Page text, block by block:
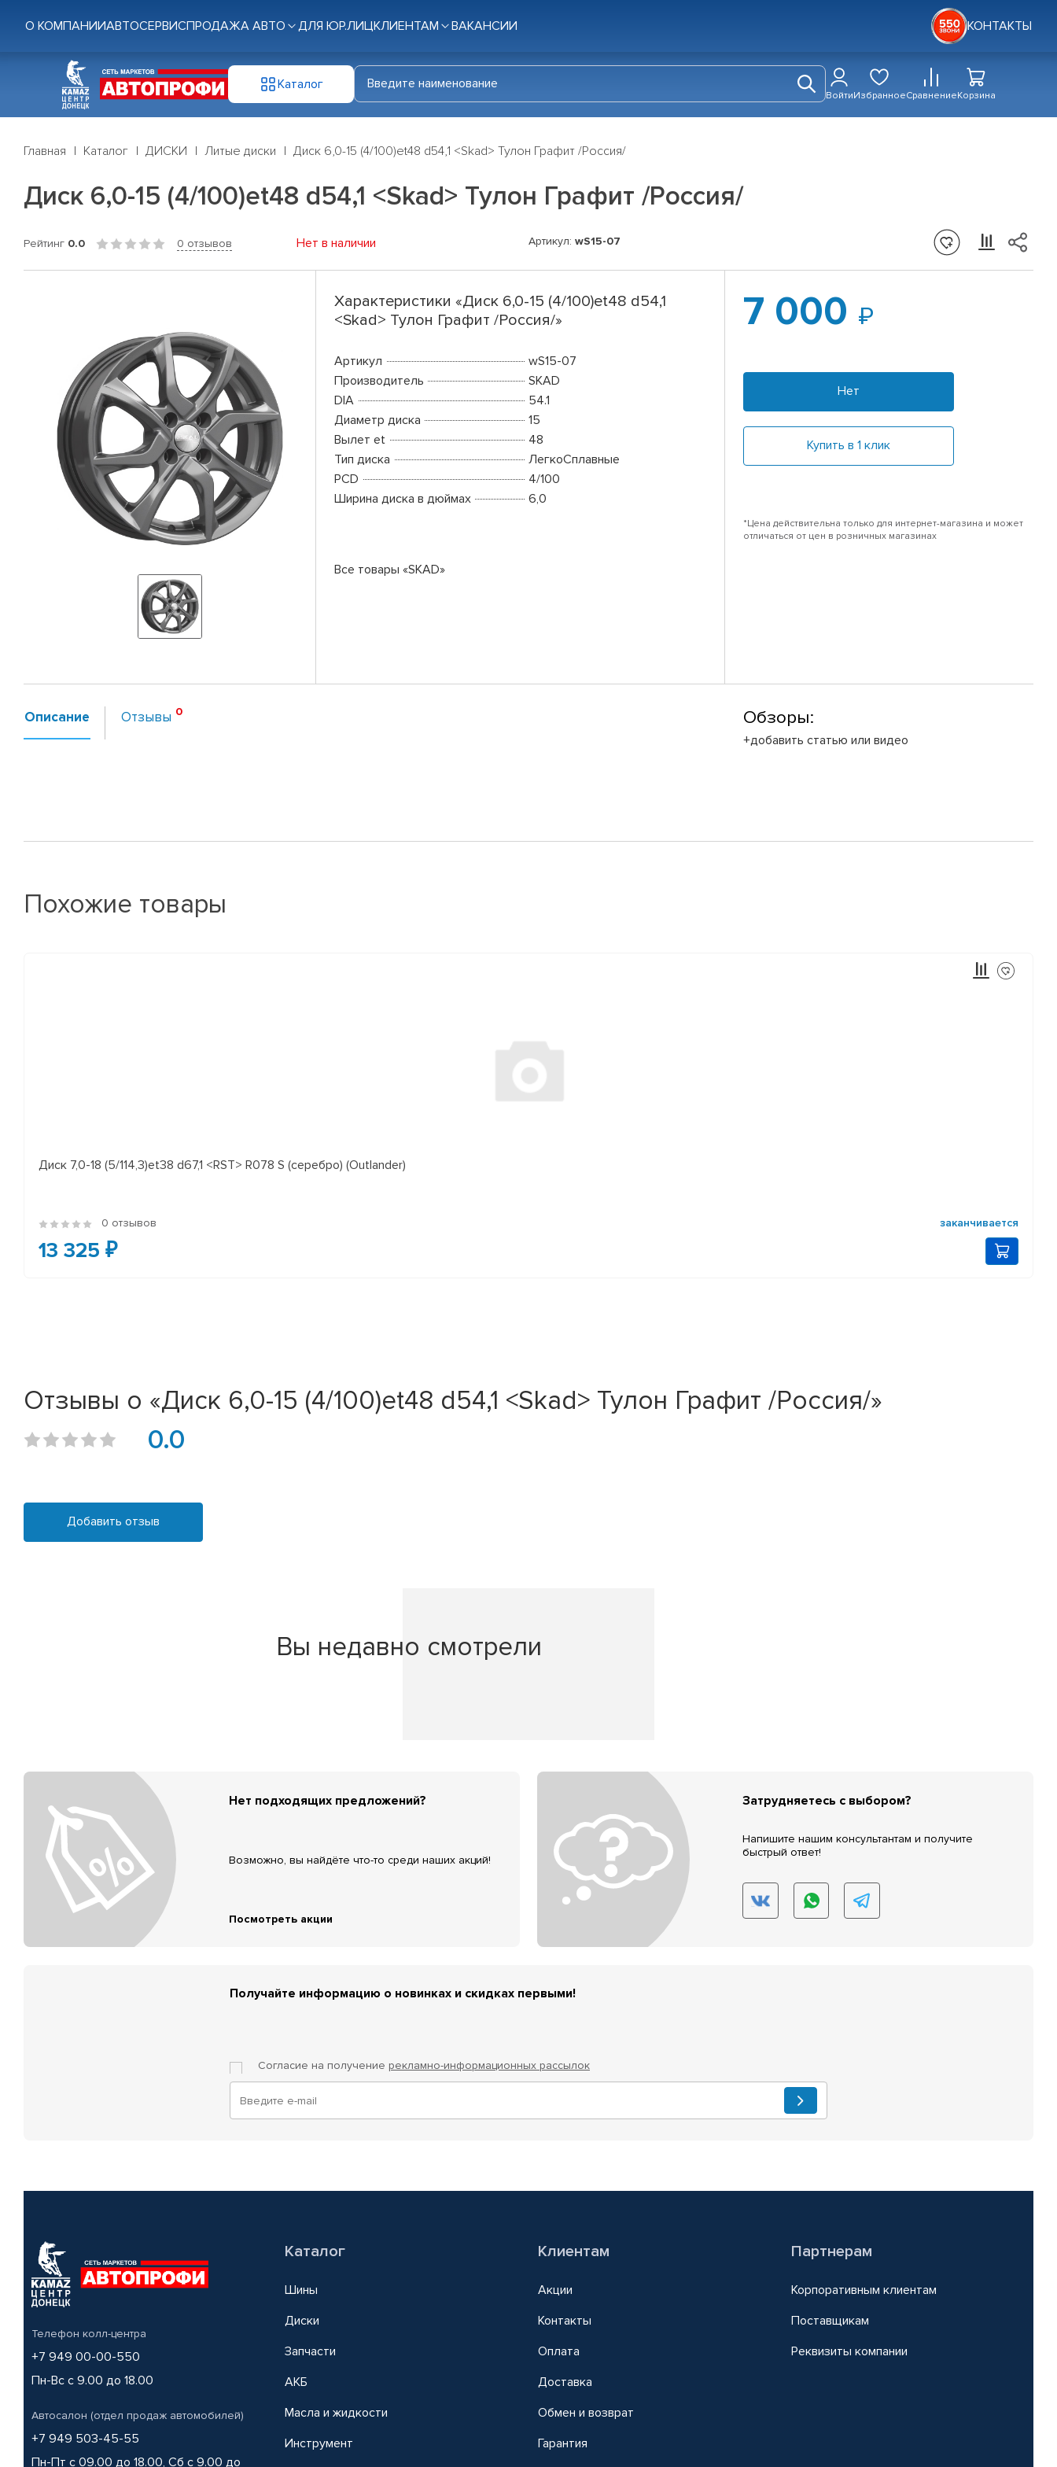
О КОМПАНИИАВТОСЕРВИСПРОДАЖА АВТО ДЛЯ ЮР.ЛИЦКЛИЕНТАМ ВАКАНСИИ КОНТАКТЫ
Каталог
ВойтиИзбранноеСравнениеКорзина
Главная Каталог ДИСКИ Литые диски Диск 6,0-15 (4/100)et48 d54,1 <Skad> Тулон Графит /Россия/
Диск 6,0-15 (4/100)et48 d54,1 <Skad> Тулон Графит /Россия/
Рейтинг 0.0 0 отзывов Нет в наличии Артикул: wS15-07
Характеристики «Диск 6,0-15 (4/100)et48 d54,1
<Skad> Тулон Графит /Россия/»
Артикул
wS15-07
Производитель
SKAD
DIA
54.1
Диаметр диска
15
Вылет et
48
Тип диска
ЛегкоСплавные
PCD
4/100
Ширина диска в дюймах
6,0
Все товары «SKAD»
7 000
Нет
Купить в 1 клик
*Цена действительна только для интернет-магазина и может
отличаться от цен в розничных магазинах
Описание Отзывы Обзоры:
+добавить статью или видео
Похожие товары
Диск 7,0-18 (5/114,3)et38 d67,1 <RST> R078 S (серебро) (Outlander)
0 отзывов заканчивается
13 325 ₽
Отзывы о «Диск 6,0-15 (4/100)et48 d54,1 <Skad> Тулон Графит /Россия/»
0.0
Добавить отзыв
Вы недавно смотрели
Нет подходящих предложений?
Возможно, вы найдёте что-то среди наших акций!
Посмотреть акции
Затрудняетесь с выбором?
Напишите нашим консультантам и получите
быстрый ответ!
Получайте информацию о новинках и скидках первыми!
Согласие на получение рекламно-информационных рассылок
Телефон колл-центра
+7 949 00-00-550
Пн-Вс с 9.00 до 18.00
Автосалон (отдел продаж автомобилей)
+7 949 503-45-55
Пн-Пт с 09.00 до 18.00, Сб с 9.00 до
Каталог
Шины
Диски
Запчасти
АКБ
Масла и жидкости
Инструмент
Клиентам
Акции
Контакты
Оплата
Доставка
Обмен и возврат
Гарантия
Партнерам
Корпоративным клиентам
Поставщикам
Реквизиты компании